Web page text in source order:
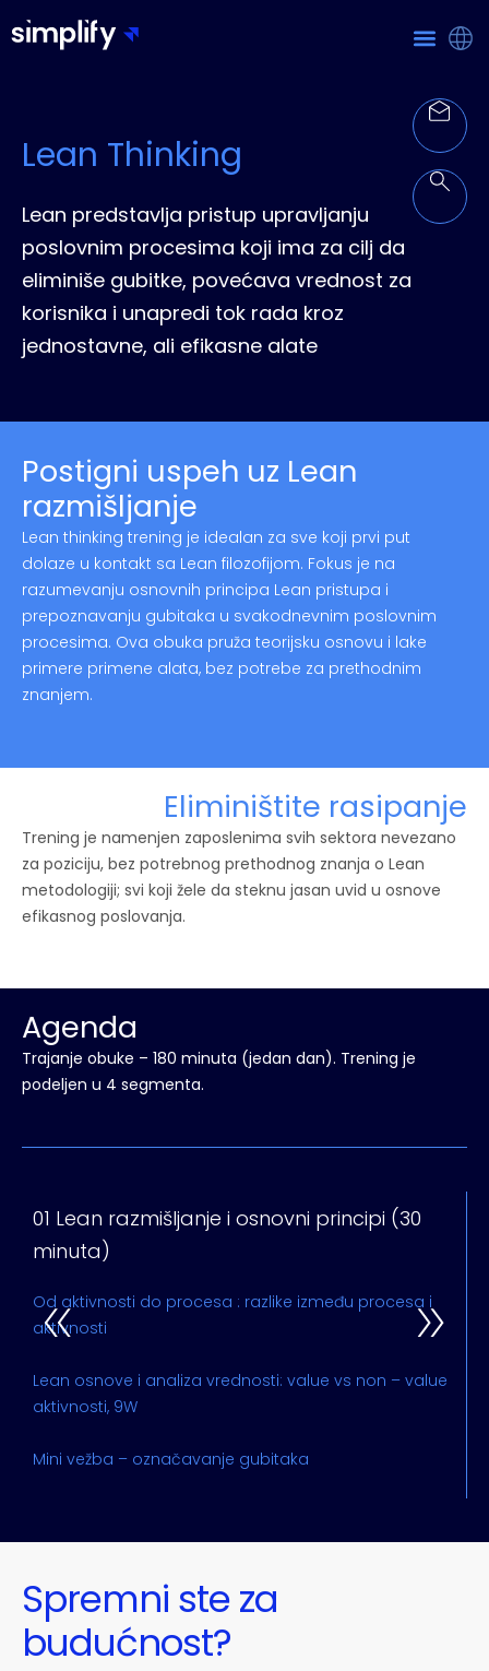
Lean Thinking
Lean predstavlja pristup upravljanju
poslovnim procesima koji ima za cilj da
eliminiše gubitke, povećava vrednost za
korisnika i unapredi tok rada kroz
jednostavne, ali efikasne alate
Postigni uspeh uz Lean
razmišljanje
Lean thinking trening je idealan za sve koji prvi put
dolaze u kontakt sa Lean filozofijom. Fokus je na
razumevanju osnovnih principa Lean pristupa i
prepoznavanju gubitaka u svakodnevnim poslovnim
procesima. Ova obuka pruža teorijsku osnovu i lake
primere primene alata, bez potrebe za prethodnim
znanjem.
Eliminištite rasipanje
Trening je namenjen zaposlenima svih sektora nevezano
za poziciju, bez potrebnog prethodnog znanja o Lean
metodologiji; svi koji žele da steknu jasan uvid u osnove
efikasnog poslovanja.
Agenda
Trajanje obuke – 180 minuta (jedan dan). Trening je
podeljen u 4 segmenta.
01 Lean razmišljanje i osnovni principi (30
minuta)
Od aktivnosti do procesa : razlike između procesa i
aktivnosti
Lean osnove i analiza vrednosti: value vs non – value
aktivnosti, 9W
Mini vežba – označavanje gubitaka
Spremni ste za
budućnost?